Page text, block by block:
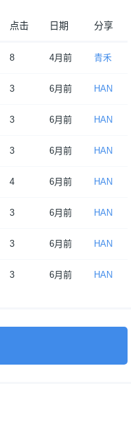
点击 日期 分享
8 4月前 青禾
3 6月前 HAN
3 6月前 HAN
3 6月前 HAN
4 6月前 HAN
3 6月前 HAN
3 6月前 HAN
3 6月前 HAN